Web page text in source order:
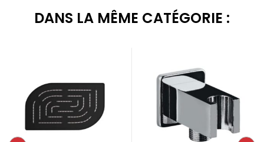
DANS LA MÊME CATÉGORIE :